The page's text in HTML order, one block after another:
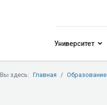
Университет
Вы здесь: Главная Образование